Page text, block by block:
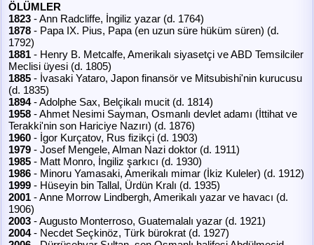
ÖLÜMLER
1823 - Ann Radcliffe, İngiliz yazar (d. 1764)
1878 - Papa IX. Pius, Papa (en uzun süre hüküm süren) (d.
1792)
1881 - Henry B. Metcalfe, Amerikalı siyasetçi ve ABD Temsilciler
Meclisi üyesi (d. 1805)
1885 - İvasaki Yataro, Japon finansör ve Mitsubishi'nin kurucusu
(d. 1835)
1894- Adolphe Sax, Belçikalı mucit (d. 1814)
1958 - Ahmet Nesimi Sayman, Osmanlı devlet adamı (İttihat ve
Terakki'nin son Hariciye Nazırı) (d. 1876)
1960 - İgor Kurçatov, Rus fizikçi (d. 1903)
1979 - Josef Mengele, Alman Nazi doktor (d. 1911)
1985 - Matt Monro, İngiliz şarkıcı (d. 1930)
1986 - Minoru Yamasaki, Amerikalı mimar (İkiz Kuleler) (d. 1912)
1999 - Hüseyin bin Tallal, Ürdün Kralı (d. 1935)
2001 - Anne Morrow Lindbergh, Amerikalı yazar ve havacı (d.
1906)
2003 - Augusto Monterroso, Guatemalalı yazar (d. 1921)
2004- Necdet Seçkinöz, Türk bürokrat (d. 1927)